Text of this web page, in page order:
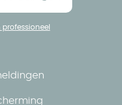
professioneel